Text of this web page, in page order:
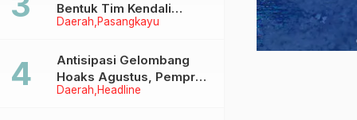
Daerah Pasangkayu
Bentuk Tim Kendali
Internal ICS untuk Dukung
di Pasangkayu
Daerah Headline
Antisipasi Gelombang
Hoaks Agustus, Pemprov
Sulbar Ajak Warga Jaga